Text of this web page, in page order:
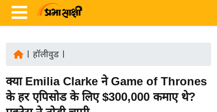
ज़ा
ख
हॉलीवुड|
क्या Emilia Clarke ने Game of Thrones
के हर एपिसोड के लिए $300,000 कमाए थे?